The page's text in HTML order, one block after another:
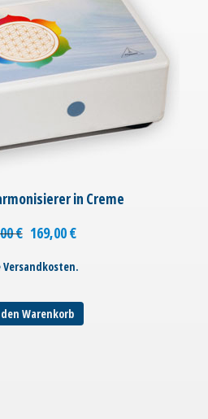
in Creme
€ 169,00€
Versandkosten.
Warenkorb